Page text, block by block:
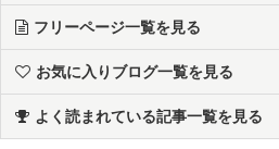
フリーページ一覧を見る
お気に入りブログ一覧を見る
よく読まれている記事一覧を見る